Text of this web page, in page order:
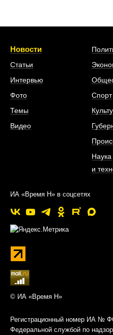
Новости
Статьи
Интервью
Фото
Темы
Видео
Спорт
Наука
и
ИА «Время Н» в соцсетях
© ИА «Время Н»
Регистрационный номер ИА №
Федеральной службой по